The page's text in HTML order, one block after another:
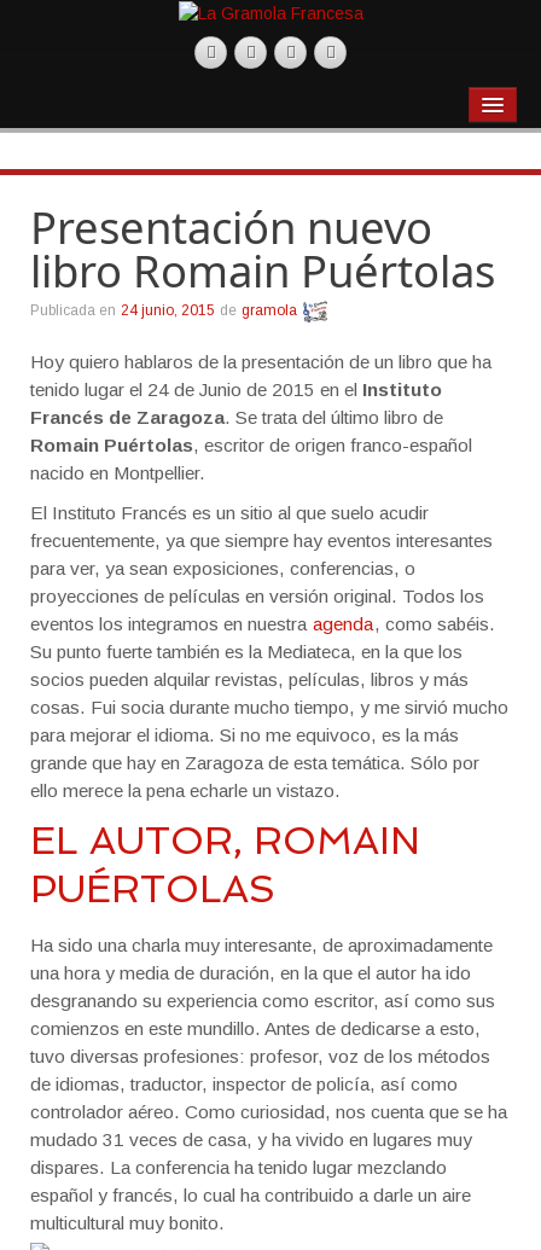
Gastronomía
Productos
Recetas
Restaurantes
Música
Películas
AGENDA
SOBRE MÍ
CONTACTO
Presentación nuevo
libro Romain Puértolas
Publicada en 24 junio, 2015 de gramola
Hoy quiero hablaros de la presentación de un libro que ha
tenido lugar el 24 de Junio de 2015 en el Instituto
Francés de Zaragoza. Se trata del último libro de
Romain Puértolas, escritor de origen franco-español
nacido en Montpellier.
El Instituto Francés es un sitio al que suelo acudir
frecuentemente, ya que siempre hay eventos interesantes
para ver, ya sean exposiciones, conferencias, o
proyecciones de películas en versión original. Todos los
eventos los integramos en nuestra agenda, como sabéis.
Su punto fuerte también es la Mediateca, en la que los
socios pueden alquilar revistas, películas, libros y más
cosas. Fui socia durante mucho tiempo, y me sirvió mucho
para mejorar el idioma. Si no me equivoco, es la más
grande que hay en Zaragoza de esta temática. Sólo por
ello merece la pena echarle un vistazo.
EL AUTOR, ROMAIN
PUÉRTOLAS
Ha sido una charla muy interesante, de aproximadamente
una hora y media de duración, en la que el autor ha ido
desgranando su experiencia como escritor, así como sus
comienzos en este mundillo. Antes de dedicarse a esto,
tuvo diversas profesiones: profesor, voz de los métodos
de idiomas, traductor, inspector de policía, así como
controlador aéreo. Como curiosidad, nos cuenta que se ha
mudado 31 veces de casa, y ha vivido en lugares muy
dispares. La conferencia ha tenido lugar mezclando
español y francés, lo cual ha contribuido a darle un aire
multicultural muy bonito.